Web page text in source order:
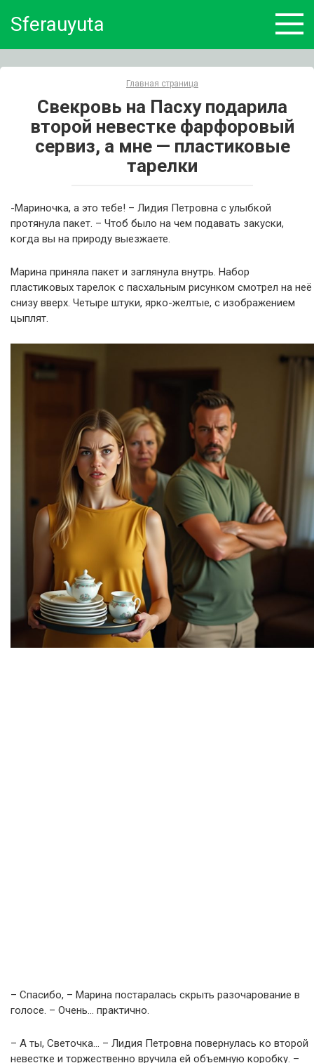
Sferauyuta
Главная страница
Свекровь на Пасху подарила
второй невестке фарфоровый
сервиз, а мне — пластиковые
тарелки
-Мариночка, а это тебе! – Лидия Петровна с улыбкой
протянула пакет. – Чтоб было на чем подавать закуски,
когда вы на природу выезжаете.
Марина приняла пакет и заглянула внутрь. Набор
пластиковых тарелок с пасхальным рисунком смотрел на неё
снизу вверх. Четыре штуки, ярко-желтые, с изображением
цыплят.
– Спасибо, – Марина постаралась скрыть разочарование в
голосе. – Очень… практично.
– А ты, Светочка… – Лидия Петровна повернулась ко второй
невестке и торжественно вручила ей объемную коробку. –